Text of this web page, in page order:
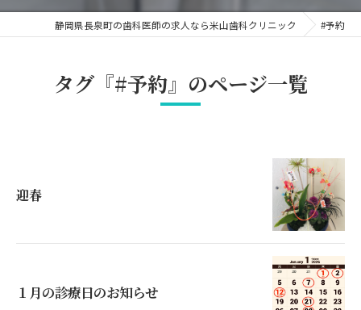
静岡県長泉町の歯科医師の求人なら米山歯科クリニック #予約
タグ『#予約』のページ一覧
迎春
１月の診療日のお知らせ